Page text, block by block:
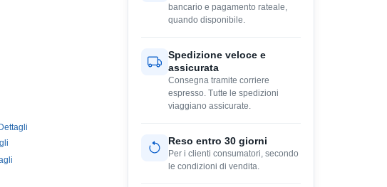
Dettagli
bancario e pagamento rateale,
quando disponibile.
Spedizione veloce e
assicurata
Consegna tramite corriere
espresso. Tutte le spedizioni
viaggiano assicurate.
Reso entro 30 giorni
Per i clienti consumatori, secondo
le condizioni di vendita.